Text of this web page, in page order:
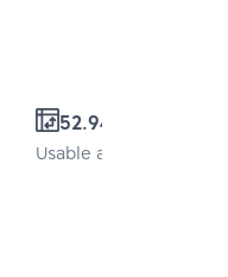
52.94 Sq.m.
Usable area